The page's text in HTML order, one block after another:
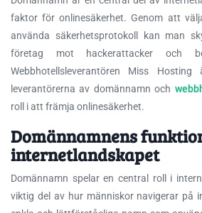
faktor för onlinesäkerhet. Genom att
använda säkerhetsprotokoll kan man
företag mot hackerattacker och
Webbhotellsleverantören Miss
leverantörerna av domännamn och
roll i att främja onlinesäkerhet.
Domännamnens
internetlandskapet
Domännamn spelar en central roll i
viktig del av hur människor navigerar på